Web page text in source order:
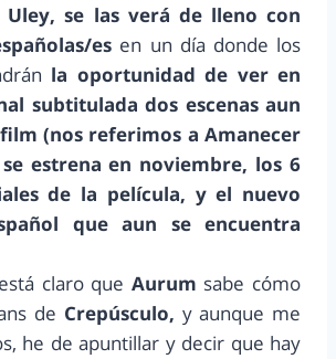
Uley, se las verá de lleno con
es en un día donde los
la oportunidad de ver en
subtitulada dos escenas aun
(nos referimos a Amanecer
estrena en noviembre, los 6
de la película, y el nuevo
que aun se encuentra
claro que Aurum sabe cómo
de Crepúsculo, y aunque me
he de apuntillar y decir que hay